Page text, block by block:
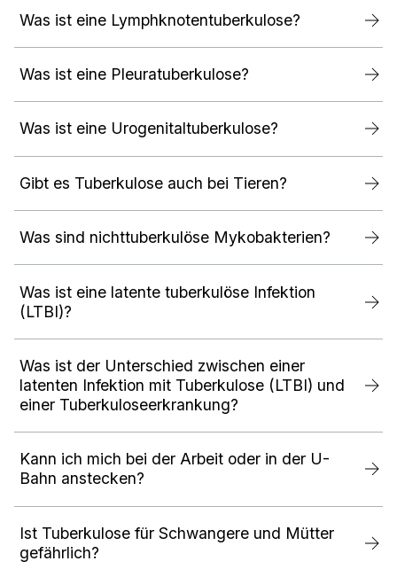
Was ist eine Lymphknotentuberkulose?
Was ist eine Pleuratuberkulose?
Was ist eine Urogenitaltuberkulose?
Gibt es Tuberkulose auch bei Tieren?
Was sind nichttuberkulöse Mykobakterien?
Was ist eine latente tuberkulöse Infektion
(LTBI)?
Was ist der Unterschied zwischen einer
latenten Infektion mit Tuberkulose (LTBI) und
einer Tuberkuloseerkrankung?
Kann ich mich bei der Arbeit oder in der U-
Bahn anstecken?
Ist Tuberkulose für Schwangere und Mütter
gefährlich?